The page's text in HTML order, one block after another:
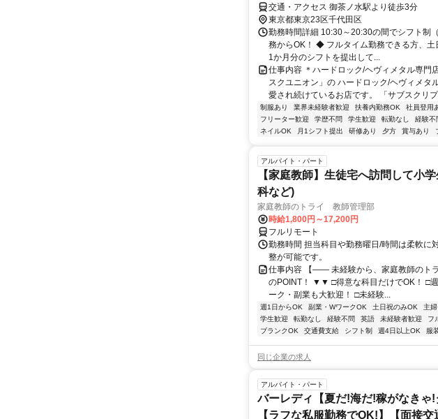
交通・アクセス 御茶ノ水駅より徒歩3分
東京都東京23区千代田区
勤務時間詳細 10:30～20:30の間でシフト制
務からOK！ ◆ フルタイム勤務できる方、
1か月分のシフトを提出して...
仕事内容 ＊ハードロック/ヘヴィメタル専門
スクユニオン」の ハードロック/ヘヴィメタ
愛され続けているお店です。 「サブスクリ
制服あり 業界未経験者歓迎 扶養内勤務OK 社員登用
フリーター歓迎
学歴不問 学生歓迎 転勤なし 経験不
ネイルOK
月1シフト提出 研修あり 夕方 賞与あり
アルバイト・パート
【家庭教師】生徒宅へ訪問して小
科など)
家庭教師のトライ 教師管理部
時給1,800円～17,200円
フルリモート
勤務時間 担当科目や勤務曜日/時間は柔軟に
整が可能です。
仕事内容 【―― 未経験から、家庭教師の
のPOINT！ ▼▼ □得意な科目だけでOK！ □
ーク・副業も大歓迎！ □未経験...
週1日からOK 副業・WワークOK 土日祝のみOK 主
学生歓迎
転勤なし 経験不問 英語 未経験者歓迎 フ
ブランクOK
交通費支給 シフト制 週4日以上OK 服
同じ企業の求人
アルバイト・パート
バーレディ【夏だ!海だ!稼がなきゃ
【ラフな私服勤務でOK!】【面接交